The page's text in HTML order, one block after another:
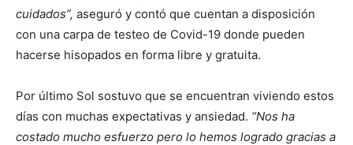
cuidados”, aseguró y contó que cuentan a disposición
con una carpa de testeo de Covid-19 donde pueden
hacerse hisopados en forma libre y gratuita.
Por último Sol sostuvo que se encuentran viviendo estos
días con muchas expectativas y ansiedad. “Nos ha
costado mucho esfuerzo pero lo hemos logrado gracias a